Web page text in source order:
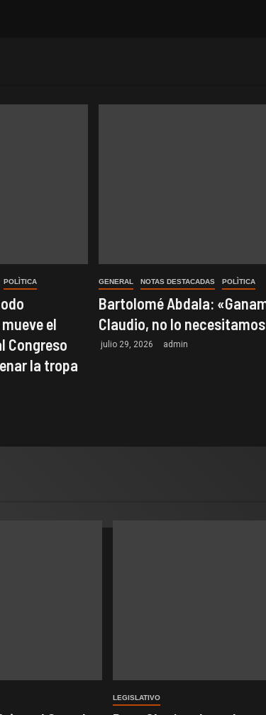
POLÌTICA
el
Congreso
la tropa
GENERAL NOTAS DESTACADAS POLÌTICA
Bartolomé Abdala:
Claudio, no lo
julio 29, 2026 admin
LEGISLATIVO